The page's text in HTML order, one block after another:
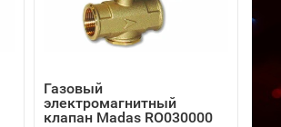
Газовый
электромагнитный
клапан Madas RO030000